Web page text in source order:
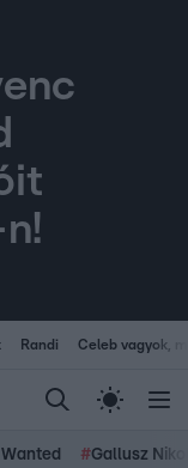
Randi Celeb vagyok,
#Gallusz